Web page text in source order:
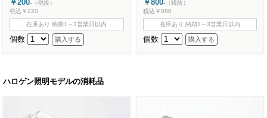
￥200- （税抜）
税込￥220
在庫あり 納期1～3営業日以内
個数
￥800- （税抜）
税込￥880
在庫あり 納期1～3営業日以内
個数
ハロゲン照明モデルの消耗品